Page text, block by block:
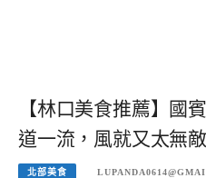
【林口美食推薦】國
道一流，風就又太無
北部美食